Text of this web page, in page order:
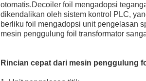
otomatis.Decoiler foil mengadopsi
dikendalikan oleh sistem kontrol PLC,
berliku foil mengadopsi unit pengelasan
mesin penggulung foil transformator
Rincian cepat dari mesin penggulung